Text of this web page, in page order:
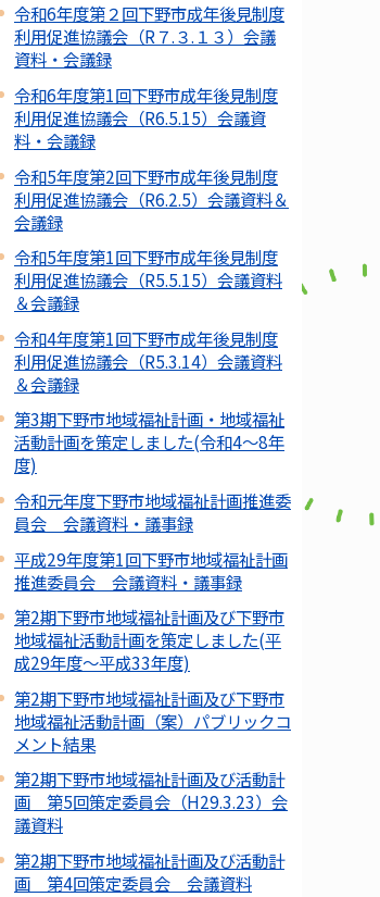
令和6年度第２回下野市成年後見制度
利用促進協議会（R７.３.１３）会議
資料・会議録
令和6年度第1回下野市成年後見制度
利用促進協議会（R6.5.15）会議資
料・会議録
令和5年度第2回下野市成年後見制度
利用促進協議会（R6.2.5）会議資料＆
会議録
令和5年度第1回下野市成年後見制度
利用促進協議会（R5.5.15）会議資料
＆会議録
令和4年度第1回下野市成年後見制度
利用促進協議会（R5.3.14）会議資料
＆会議録
第3期下野市地域福祉計画・地域福祉
活動計画を策定しました(令和4～8年
度)
令和元年度下野市地域福祉計画推進委
員会 会議資料・議事録
平成29年度第1回下野市地域福祉計画
推進委員会 会議資料・議事録
第2期下野市地域福祉計画及び下野市
地域福祉活動計画を策定しました(平
成29年度～平成33年度)
第2期下野市地域福祉計画及び下野市
地域福祉活動計画（案）パブリックコ
メント結果
第2期下野市地域福祉計画及び活動計
画 第5回策定委員会（H29.3.23）会
議資料
第2期下野市地域福祉計画及び活動計
画 第4回策定委員会 会議資料